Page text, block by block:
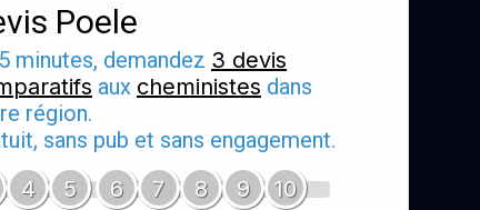
Poele
minutes, demandez 3 devis
aux cheministes dans
région.
sans pub et sans engagement.
4 5 6 7 8 9 10